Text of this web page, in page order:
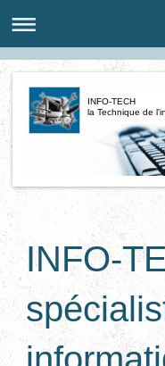
INFO-TECH
la Technique de
INFO-